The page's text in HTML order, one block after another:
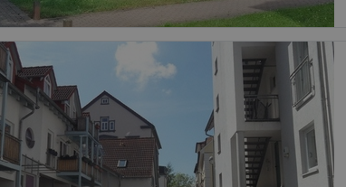
1 / 10